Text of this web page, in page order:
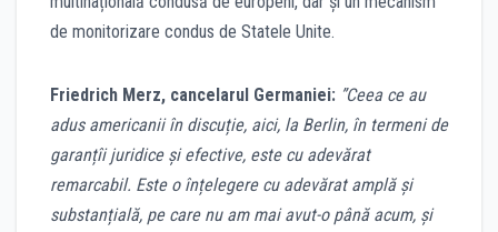
de monitorizare condus de Statele Unite.
Friedrich Merz, cancelarul Germaniei: ”Ceea ce au
adus americanii în discuție, aici, la Berlin, în termeni de
garanțîi juridice și efective, este cu adevărat
remarcabil. Este o înțelegere cu adevărat amplă și
substanțială, pe care nu am mai avut-o până acum, și